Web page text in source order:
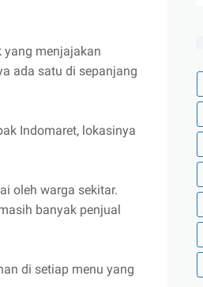
yang menjajakan
ada satu di sepanjang
Indomaret, lokasinya
oleh warga sekitar.
banyak penjual
di setiap menu yang